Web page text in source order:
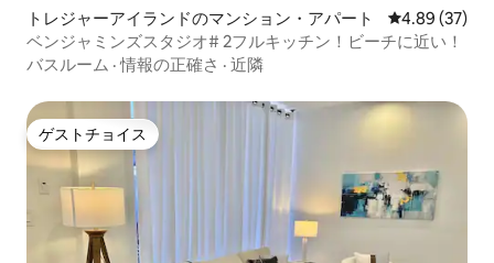
トレジャーアイランドのマンション・アパート レビュー37
4.89 (37)
ベンジャミンズスタジオ# 2フルキッチン！ビーチに近い！
バスルーム ·情報の正確さ · 近隣
ゲストチョイス
ゲストチョイス